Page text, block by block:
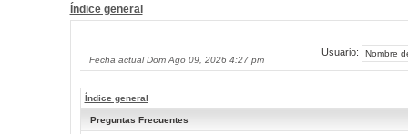
Índice general
Fecha actual Dom Ago 09, 2026 4:27 pm
Usuario:
Índice general
Preguntas Frecuentes